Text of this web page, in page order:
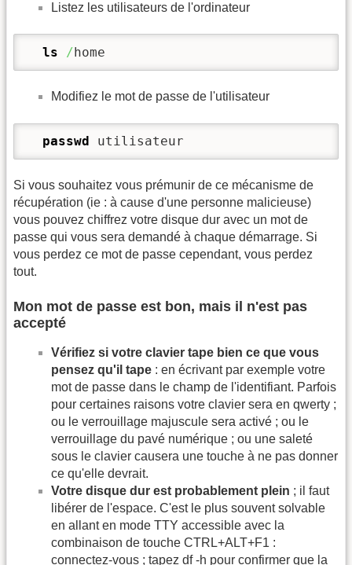
Listez les utilisateurs de l'ordinateur
ls /home
Modifiez le mot de passe de l'utilisateur
passwd utilisateur
Si vous souhaitez vous prémunir de ce mécanisme de
récupération (ie : à cause d'une personne malicieuse)
vous pouvez chiffrez votre disque dur avec un mot de
passe qui vous sera demandé à chaque démarrage. Si
vous perdez ce mot de passe cependant, vous perdez
tout.
Mon mot de passe est bon, mais il n'est pas
accepté
Vérifiez si votre clavier tape bien ce que vous
pensez qu'il tape : en écrivant par exemple votre
mot de passe dans le champ de l'identifiant. Parfois
pour certaines raisons votre clavier sera en qwerty ;
ou le verrouillage majuscule sera activé ; ou le
verrouillage du pavé numérique ; ou une saleté
sous le clavier causera une touche à ne pas donner
ce qu'elle devrait.
Votre disque dur est probablement plein ; il faut
libérer de l'espace. C'est le plus souvent solvable
en allant en mode TTY accessible avec la
combinaison de touche CTRL+ALT+F1 :
connectez-vous ; tapez df -h pour confirmer que la